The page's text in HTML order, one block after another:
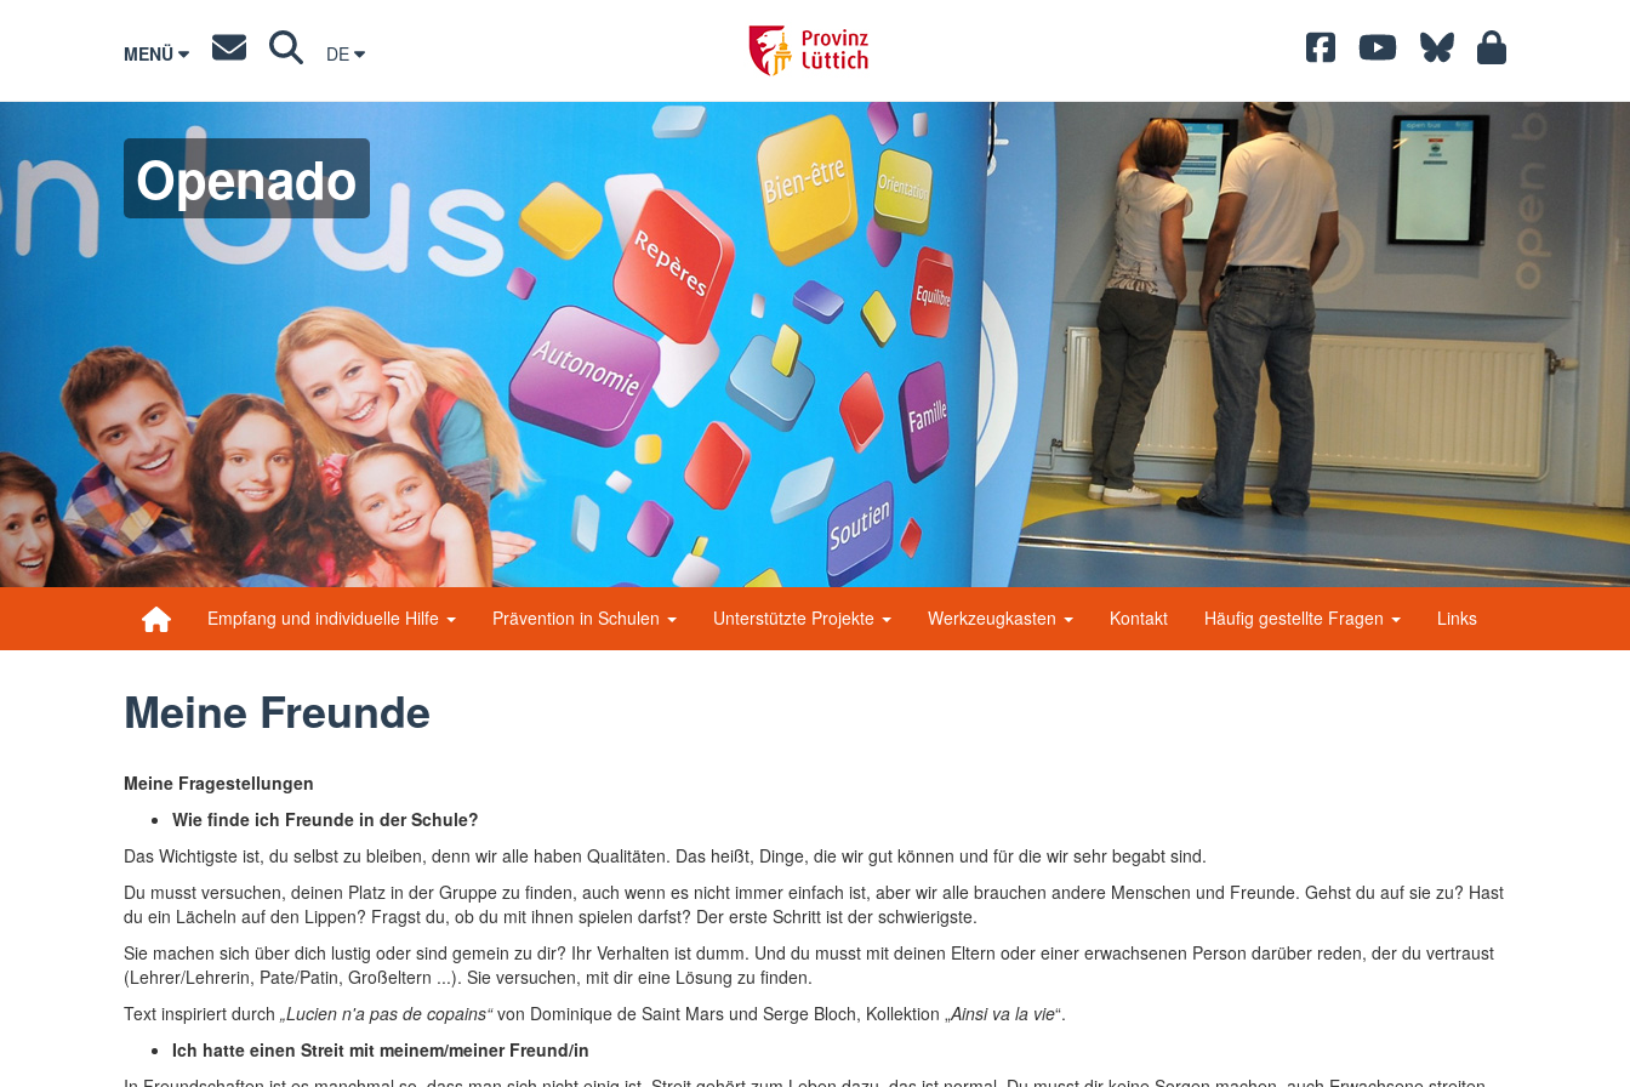
MENÜ DE
Openado
Empfang und individuelle Hilfe Prävention in Schulen Unterstützte Projekte Werkzeugkasten Kontakt Häufig gestellte Fragen Links
Meine Freunde
Meine Fragestellungen
Wie finde ich Freunde in der Schule?
Das Wichtigste ist, du selbst zu bleiben, denn wir alle haben Qualitäten. Das heißt, Dinge, die wir gut können und für die wir sehr begabt sind.
Du musst versuchen, deinen Platz in der Gruppe zu finden, auch wenn es nicht immer einfach ist, aber wir alle brauchen andere Menschen und Freunde. Gehst du auf sie zu? Hast
du ein Lächeln auf den Lippen? Fragst du, ob du mit ihnen spielen darfst? Der erste Schritt ist der schwierigste.
Sie machen sich über dich lustig oder sind gemein zu dir? Ihr Verhalten ist dumm. Und du musst mit deinen Eltern oder einer erwachsenen Person darüber reden, der du vertraust
(Lehrer/Lehrerin, Pate/Patin, Großeltern ...). Sie versuchen, mit dir eine Lösung zu finden.
Text inspiriert durch „Lucien n'a pas de copains“von Dominique de Saint Mars und Serge Bloch, Kollektion „Ainsi va la vie“.
Ich hatte einen Streit mit meinem/meiner Freund/in